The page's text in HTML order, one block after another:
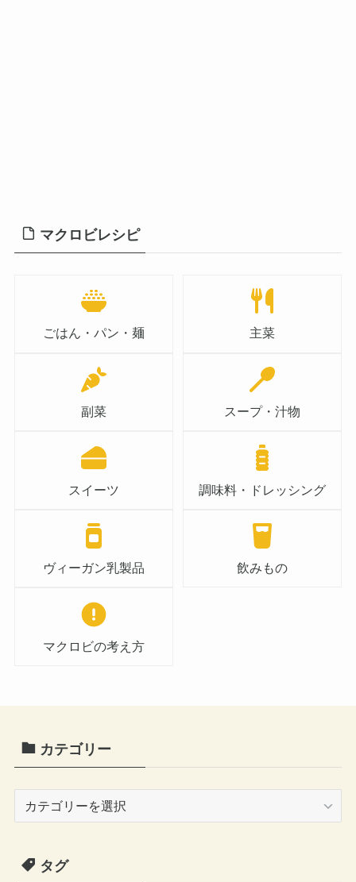
マクロビレシピ
ごはん・パン・麺 主菜
副菜 スープ・汁物
スイーツ 調味料・ドレッシング
ヴィーガン乳製品 飲みもの
マクロビの考え方
カテゴリー
ゴ
タグ